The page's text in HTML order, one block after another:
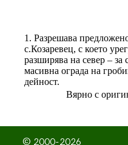
1. Разрешава
с.Козаревец, с което
разширява на север – за
масивна ограда на
дейност.
Вярно с
© 2000-2026